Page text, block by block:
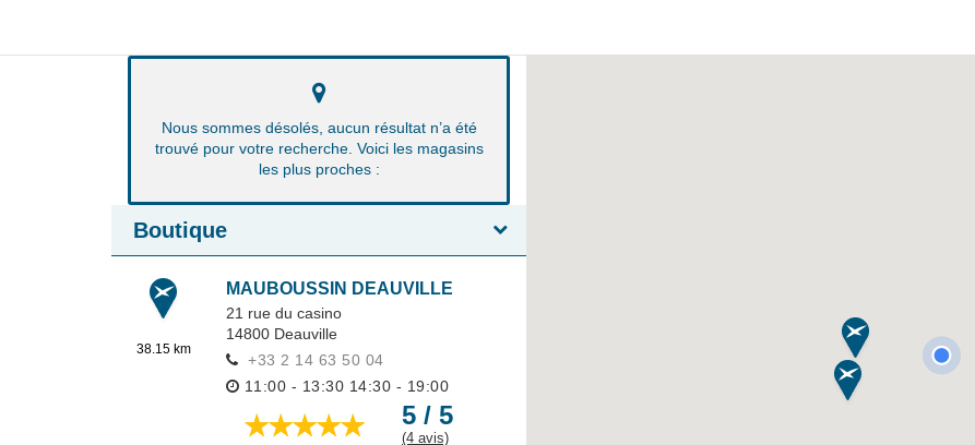
Nous sommes désolés, aucun résultat n’a été
trouvé pour votre recherche. Voici les magasins
les plus proches :
Boutique
38.15 km
MAUBOUSSIN DEAUVILLE
21 rue du casino
14800 Deauville
+33 2 14 63 50 04
11:00 - 13:30 14:30 - 19:00
5 / 5
(4 avis)